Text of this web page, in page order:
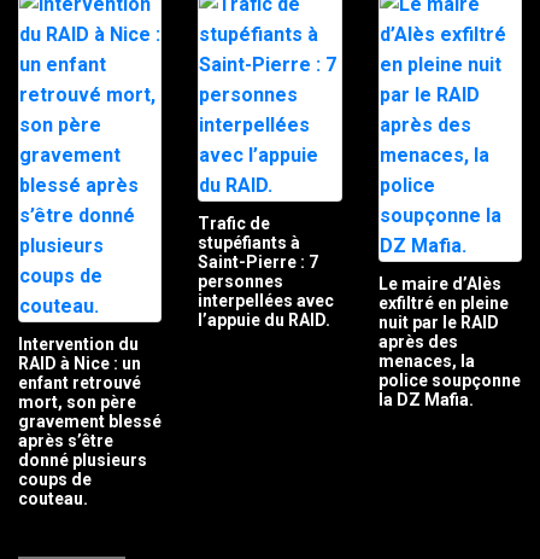
Intervention du
RAID à Nice : un
enfant retrouvé
mort, son père
gravement blessé
après s’être
donné plusieurs
coups de
couteau.
Trafic de
stupéfiants à
Saint-Pierre : 7
personnes
interpellées avec
l’appuie du RAID.
Le maire d’Alès
exfiltré en pleine
nuit par le RAID
après des
menaces, la
police soupçonne
la DZ Mafia.